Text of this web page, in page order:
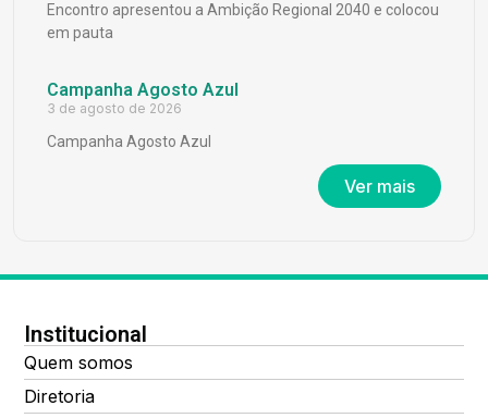
Encontro apresentou a Ambição Regional 2040 e colocou
em pauta
Campanha Agosto Azul
3 de agosto de 2026
Campanha Agosto Azul
Ver mais
Institucional
Quem somos
Diretoria